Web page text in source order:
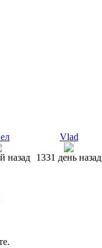
назад
Vlad
1331 день назад